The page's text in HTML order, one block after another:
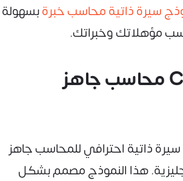
سيرة ذاتية محاسب خبرةبسهولة
مؤهلاتك وخبراتك.
5. نموذج CV محاسب جاهز
ذاتية احترافي للمحاسب جاهز
هذا النموذج مصمم بشكل